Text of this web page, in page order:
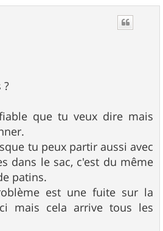
?
que tu veux dire mais
tu peux partir aussi avec
dans le sac, c'est du même
patins.
est une fuite sur la
mais cela arrive tous les